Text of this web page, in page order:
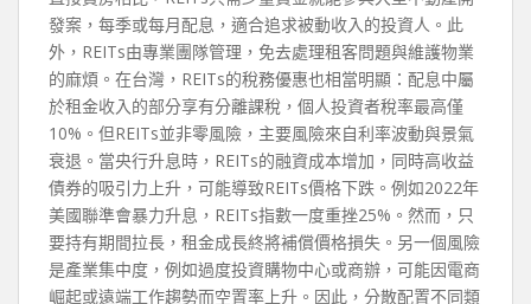
發案，每季或每月配息，適合追求被動收入的投資人。此
外，REITs由專業團隊管理，免去處理租客問題與維護物業
的麻煩。在台灣，REITs的稅務優惠也相當明顯：配息中屬
於租金收入的部分享有分離課稅，個人投資者稅率最高僅
10%。但REITs並非零風險，主要風險來自利率波動與景氣
衰退。當央行升息時，REITs的融資成本增加，同時高收益
債券的吸引力上升，可能導致REITs價格下跌。例如2022年
美國聯準會暴力升息，REITs指數一度重挫25%。然而，只
要持有期間拉長，租金成長終將補償價格損失。另一個風險
是產業集中度，例如過度投資購物中心或商辦，可能因電商
崛起或遠端工作趨勢而空置率上升。因此，分散配置不同類